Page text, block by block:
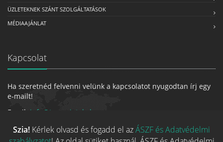
ÜZLETEKNEK SZÁNT SZOLGÁLTATÁSOK
MÉDIAAJÁNLAT
Kapcsolat
Ha szeretnéd felvenni velünk a kapcsolatot nyugodtan írj egy
e-mailt!
Email: info@tarsasjatekok.com
Szia! Kérlek olvasd és fogadd el azÁSZF és Adatvédelmi